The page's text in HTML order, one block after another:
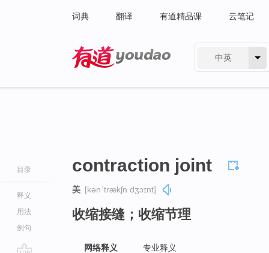
词典 翻译 有道精品课 云笔记
中英
目录
释义
用法
例句
contraction joint
美 [kənˈtrækʃn dʒɔɪnt]
收缩接缝；收缩节理
网络释义 专业释义